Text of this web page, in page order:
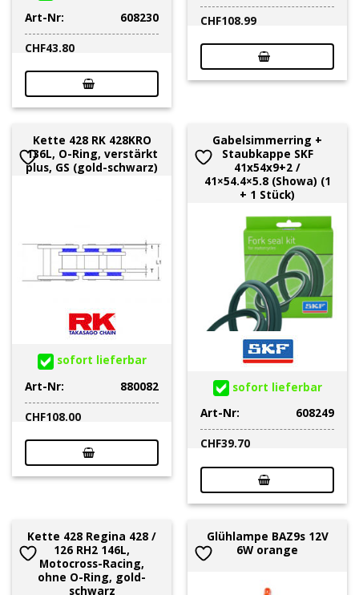
Art-Nr:
608230
CHF43.80
CHF108.99
Kette 428 RK 428KRO
136L, O-Ring, verstärkt
plus, GS (gold-schwarz)
sofort lieferbar
Art-Nr:
880082
CHF108.00
Gabelsimmerring +
Staubkappe SKF
41x54x9+2 /
41×54.4×5.8 (Showa) (1
+ 1 Stück)
sofort lieferbar
Art-Nr:
608249
CHF39.70
Kette 428 Regina 428 /
126 RH2 146L,
Motocross-Racing,
ohne O-Ring, gold-
schwarz
Glühlampe BAZ9s 12V
6W orange